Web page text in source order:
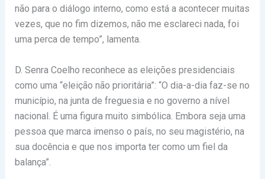
não para o diálogo interno, como está a acontecer muitas
vezes, que no fim dizemos, não me esclareci nada, foi
uma perca de tempo”, lamenta.
D. Senra Coelho reconhece as eleições presidenciais
como uma “eleição não prioritária”: “O dia-a-dia faz-se no
município, na junta de freguesia e no governo a nível
nacional. É uma figura muito simbólica. Embora seja uma
pessoa que marca imenso o país, no seu magistério, na
sua docência e que nos importa ter como um fiel da
balança”.